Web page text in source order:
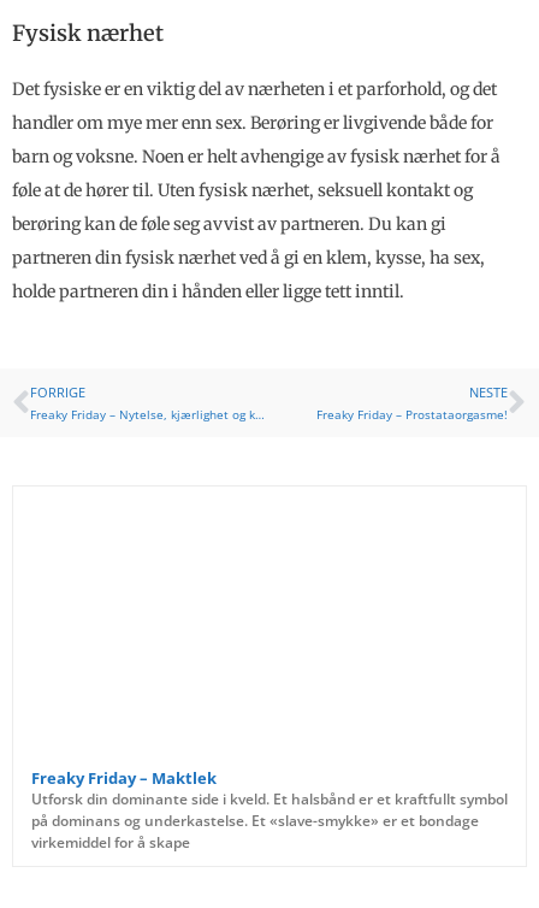
Fysisk nærhet
Det fysiske er en viktig del av nærheten i et parforhold, og det
handler om mye mer enn sex. Berøring er livgivende både for
barn og voksne. Noen er helt avhengige av fysisk nærhet for å
føle at de hører til. Uten fysisk nærhet, seksuell kontakt og
berøring kan de føle seg avvist av partneren. Du kan gi
partneren din fysisk nærhet ved å gi en klem, kysse, ha sex,
holde partneren din i hånden eller ligge tett inntil.
FORRIGE
Freaky Friday – Nytelse, kjærlighet og knulling!
NESTE
Freaky Friday – Prostataorgasme!
Freaky Friday – Maktlek
Utforsk din dominante side i kveld. Et halsbånd er et kraftfullt symbol
på dominans og underkastelse. Et «slave-smykke» er et bondage
virkemiddel for å skape